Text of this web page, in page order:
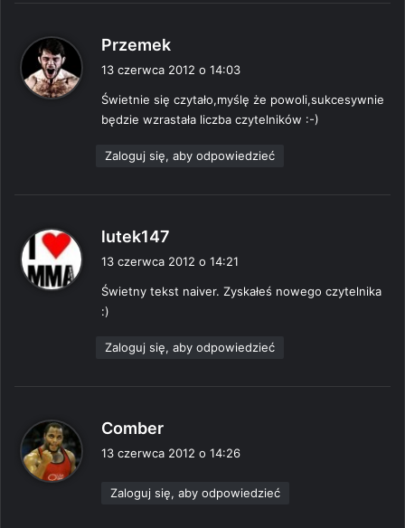
Przemek
z
e
13 czerwca 2012 o 14:03
Świetnie się czytało,myślę że powoli,sukcesywnie
będzie wzrastała liczba czytelników :-)
Zaloguj się, aby odpowiedzieć
lutek147
z
13 czerwca 2012 o 14:21
Świetny tekst naiver. Zyskałeś nowego czytelnika
:)
Zaloguj się, aby odpowiedzieć
Comber
13 czerwca 2012 o 14:26
Zaloguj się, aby odpowiedzieć